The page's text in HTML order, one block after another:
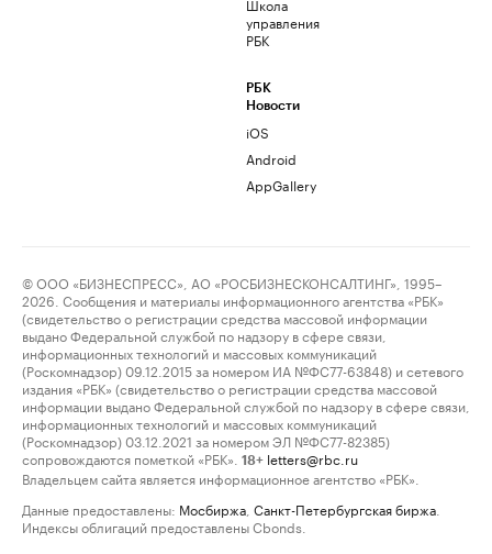
Школа
управления
РБК
РБК
Новости
iOS
Android
AppGallery
© ООО «БИЗНЕСПРЕСС», АО «РОСБИЗНЕСКОНСАЛТИНГ», 1995–
2026. Сообщения и материалы информационного агентства «РБК»
(свидетельство о регистрации средства массовой информации
выдано Федеральной службой по надзору в сфере связи,
информационных технологий и массовых коммуникаций
(Роскомнадзор) 09.12.2015 за номером ИА №ФС77-63848) и сетевого
издания «РБК» (свидетельство о регистрации средства массовой
информации выдано Федеральной службой по надзору в сфере связи,
информационных технологий и массовых коммуникаций
(Роскомнадзор) 03.12.2021 за номером ЭЛ №ФС77-82385)
сопровождаются пометкой «РБК».
18+ letters@rbc.ru
Владельцем сайта является информационное агентство «РБК».
Данные предоставлены: Мосбиржа Санкт-Петербургская биржа
Индексы облигаций предоставлены Cbonds.